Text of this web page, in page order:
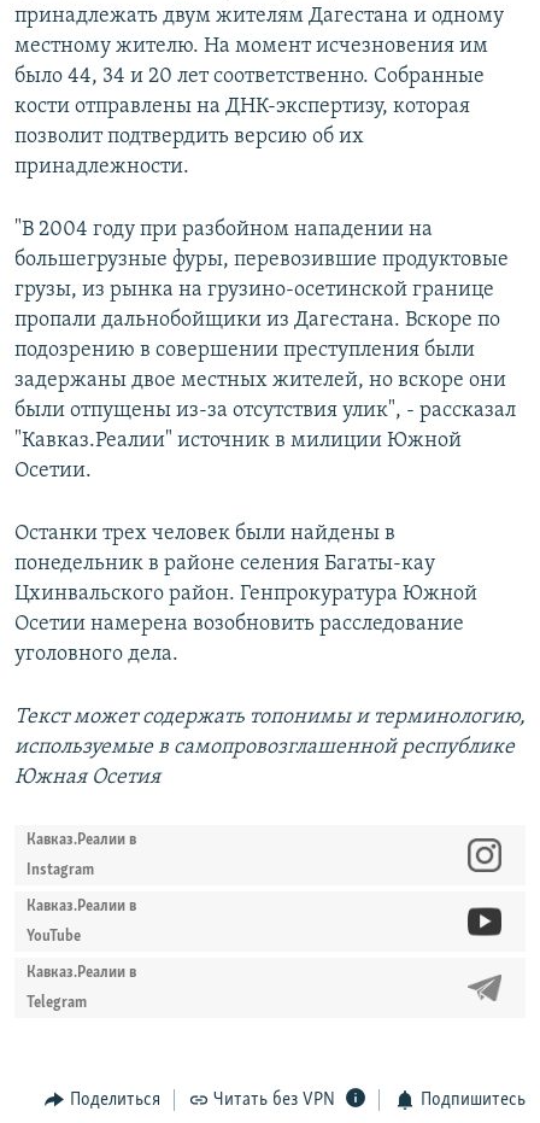
принадлежать двум жителям Дагестана и одному
местному жителю. На момент исчезновения им
было 44, 34 и 20 лет соответственно. Собранные
кости отправлены на ДНК-экспертизу, которая
позволит подтвердить версию об их
принадлежности.
"В 2004 году при разбойном нападении на
большегрузные фуры, перевозившие продуктовые
грузы, из рынка на грузино-осетинской границе
пропали дальнобойщики из Дагестана. Вскоре по
подозрению в совершении преступления были
задержаны двое местных жителей, но вскоре они
были отпущены из-за отсутствия улик", - рассказал
"Кавказ.Реалии" источник в милиции Южной
Осетии.
Останки трех человек были найдены в
понедельник в районе селения Багаты-кау
Цхинвальского район. Генпрокуратура Южной
Осетии намерена возобновить расследование
уголовного дела.
Текст может содержать топонимы и терминологию,
используемые в самопровозглашенной республике
Южная Осетия
Кавказ.Реалии в
Instagram
Кавказ.Реалии в
YouTube
Кавказ.Реалии в
Telegram
Поделиться Читать без VPN Подпишитесь